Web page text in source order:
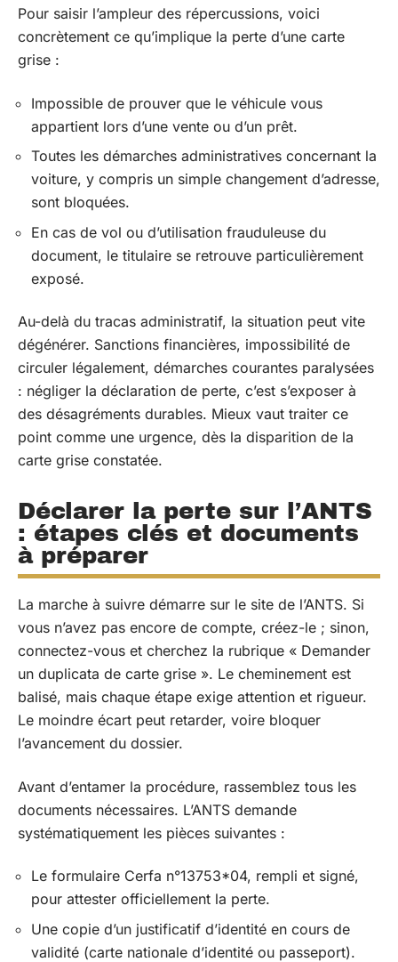
Pour saisir l’ampleur des répercussions, voici
concrètement ce qu’implique la perte d’une carte
grise :
Impossible de prouver que le véhicule vous
appartient lors d’une vente ou d’un prêt.
Toutes les démarches administratives concernant la
voiture, y compris un simple changement d’adresse,
sont bloquées.
En cas de vol ou d’utilisation frauduleuse du
document, le titulaire se retrouve particulièrement
exposé.
Au-delà du tracas administratif, la situation peut vite
dégénérer. Sanctions financières, impossibilité de
circuler légalement, démarches courantes paralysées
: négliger la déclaration de perte, c’est s’exposer à
des désagréments durables. Mieux vaut traiter ce
point comme une urgence, dès la disparition de la
carte grise constatée.
Déclarer la perte sur l’ANTS
: étapes clés et documents
à préparer
La marche à suivre démarre sur le site de l’ANTS. Si
vous n’avez pas encore de compte, créez-le ; sinon,
connectez-vous et cherchez la rubrique « Demander
un duplicata de carte grise ». Le cheminement est
balisé, mais chaque étape exige attention et rigueur.
Le moindre écart peut retarder, voire bloquer
l’avancement du dossier.
Avant d’entamer la procédure, rassemblez tous les
documents nécessaires. L’ANTS demande
systématiquement les pièces suivantes :
Le formulaire Cerfa n°13753*04, rempli et signé,
pour attester officiellement la perte.
Une copie d’un justificatif d’identité en cours de
validité (carte nationale d’identité ou passeport).